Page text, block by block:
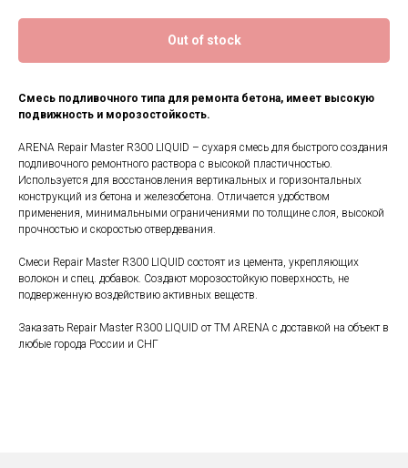
Out of stock
Смесь подливочного типа для ремонта бетона, имеет высокую
подвижность и морозостойкость.
ARENA Repair Master R300 LIQUID – сухаря смесь для быстрого создания
подливочного ремонтного раствора с высокой пластичностью.
Используется для восстановления вертикальных и горизонтальных
конструкций из бетона и железобетона. Отличается удобством
применения, минимальными ограничениями по толщине слоя, высокой
прочностью и скоростью отвердевания.
Смеси Repair Master R300 LIQUID состоят из цемента, укрепляющих
волокон и спец. добавок. Создают морозостойкую поверхность, не
подверженную воздействию активных веществ.
Заказать Repair Master R300 LIQUID от ТМ ARENA с доставкой на объект в
любые города России и СНГ